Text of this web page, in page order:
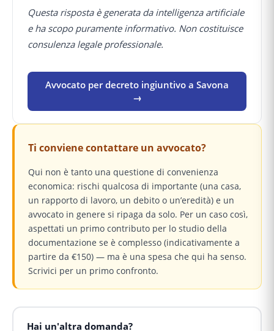
Questa risposta è generata da intelligenza artificiale
e ha scopo puramente informativo. Non costituisce
consulenza legale professionale.
Avvocato per decreto ingiuntivo a Savona
→
Ti conviene contattare un avvocato?
Qui non è tanto una questione di convenienza
economica: rischi qualcosa di importante (una casa,
un rapporto di lavoro, un debito o un’eredità) e un
avvocato in genere si ripaga da solo. Per un caso così,
aspettati un primo contributo per lo studio della
documentazione se è complesso (indicativamente a
partire da €150) — ma è una spesa che qui ha senso.
Scrivici per un primo confronto.
Hai un'altra domanda?